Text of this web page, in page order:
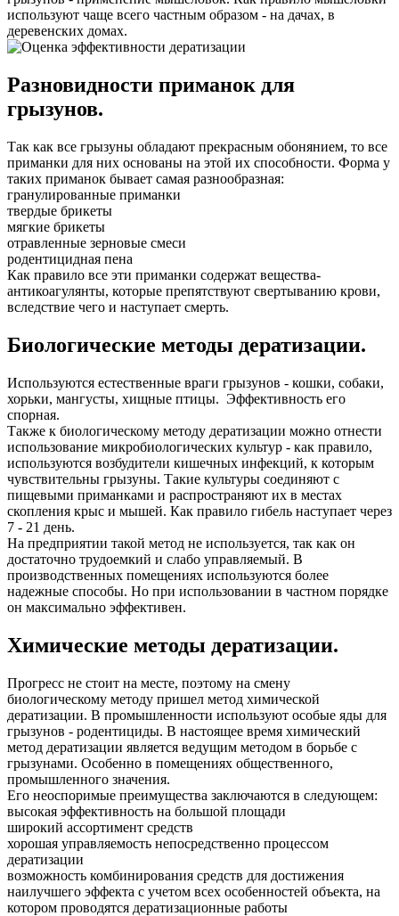
используют чаще всего частным образом - на дачах, в
деревенских домах.
Разновидности приманок для
грызунов.
Так как все грызуны обладают прекрасным обонянием, то все
приманки для них основаны на этой их способности. Форма у
таких приманок бывает самая разнообразная:
гранулированные приманки
твердые брикеты
мягкие брикеты
отравленные зерновые смеси
родентицидная пена
Как правило все эти приманки содержат вещества-
антикоагулянты, которые препятствуют свертыванию крови,
вследствие чего и наступает смерть.
Биологические методы дератизации.
Используются естественные враги грызунов - кошки, собаки,
хорьки, мангусты, хищные птицы. Эффективность его
спорная.
Также к биологическому методу дератизации можно отнести
использование микробиологических культур - как правило,
используются возбудители кишечных инфекций, к которым
чувствительны грызуны. Такие культуры соединяют с
пищевыми приманками и распространяют их в местах
скопления крыс и мышей. Как правило гибель наступает через
7 - 21 день.
На предприятии такой метод не используется, так как он
достаточно трудоемкий и слабо управляемый. В
производственных помещениях используются более
надежные способы. Но при использовании в частном порядке
он максимально эффективен.
Химические методы дератизации.
Прогресс не стоит на месте, поэтому на смену
биологическому методу пришел метод химической
дератизации. В промышленности используют особые яды для
грызунов - родентициды. В настоящее время химический
метод дератизации является ведущим методом в борьбе с
грызунами. Особенно в помещениях общественного,
промышленного значения.
Его неоспоримые преимущества заключаются в следующем:
высокая эффективность на большой площади
широкий ассортимент средств
хорошая управляемость непосредственно процессом
дератизации
возможность комбинирования средств для достижения
наилучшего эффекта с учетом всех особенностей объекта, на
котором проводятся дератизационные работы